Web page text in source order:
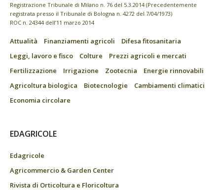
Registrazione Tribunale di Milano n. 76 del 5.3.2014 (Precedentemente
registrata presso il Tribunale di Bologna n. 4272 del 7/04/1973)
ROC n. 24344 dell’11 marzo 2014
Attualità Finanziamenti agricoli
Difesa fitosanitaria
Leggi, lavoro e fisco
Colture
Prezzi agricoli e mercati
Fertilizzazione
Irrigazione Zootecnia
Energie rinnovabili
Agricoltura biologica
Biotecnologie
Cambiamenti climatici
Economia circolare
EDAGRICOLE
Edagricole
Agricommercio & Garden Center
Rivista di Orticoltura e Floricoltura